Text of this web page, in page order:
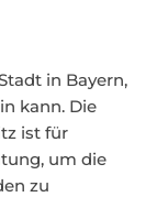
in Bayern,
kann. Die
ist für
um die
zu